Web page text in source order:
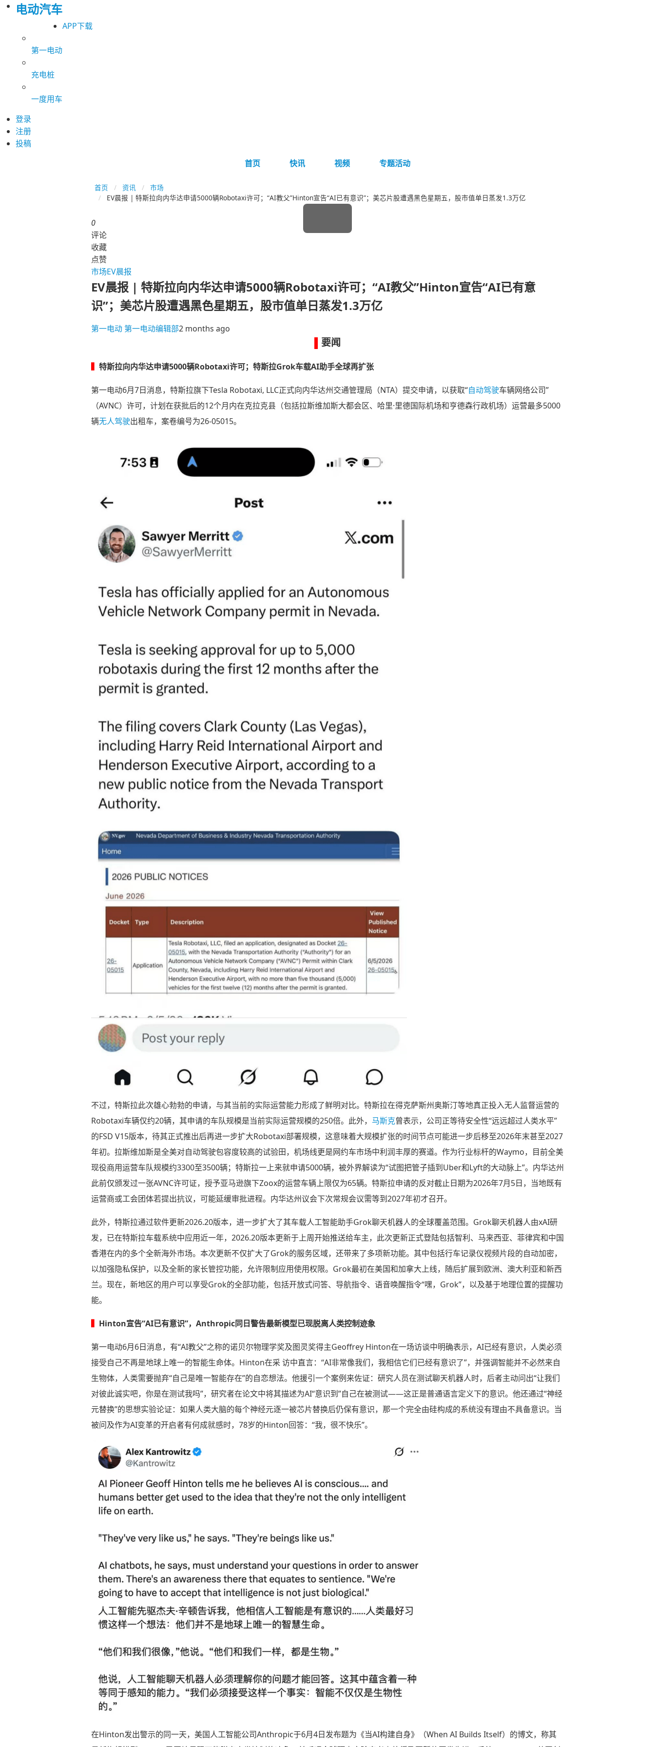
电动汽车
APP下载
第一电动
充电桩
一度用车
登录
注册
投稿
首页
快讯 视频 专题活动
首页 资讯
市场
EV晨报 | 特斯拉向内华达申请5000辆Robotaxi许可；“AI教父”Hinton宣告“AI已有意识”；美芯片股遭遇黑色星期五，股市值单日蒸发1.3万亿
0
评论
收藏
点赞
市场EV晨报
EV晨报 | 特斯拉向内华达申请5000辆Robotaxi许可；“AI教父”Hinton宣告“AI已有意
识”；美芯片股遭遇黑色星期五，股市值单日蒸发1.3万亿
第一电动 第一电动编辑部2 months ago
要闻
特斯拉向内华达申请5000辆Robotaxi许可；特斯拉Grok车载AI助手全球再扩张
第一电动6月7日消息，特斯拉旗下Tesla Robotaxi, LLC正式向内华达州交通管理局（NTA）提交申请，以获取“自动驾驶车辆网络公司”
（AVNC）许可，计划在获批后的12个月内在克拉克县（包括拉斯维加斯大都会区、哈里·里德国际机场和亨德森行政机场）运营最多5000
辆无人驾驶出租车，案卷编号为26-05015。
不过，特斯拉此次雄心勃勃的申请，与其当前的实际运营能力形成了鲜明对比。特斯拉在得克萨斯州奥斯汀等地真正投入无人监督运营的
Robotaxi车辆仅约20辆，其申请的车队规模是当前实际运营规模的250倍。此外， 马斯克曾表示，公司正等待安全性“远远超过人类水平”
的FSD V15版本，待其正式推出后再进一步扩大Robotaxi部署规模，这意味着大规模扩张的时间节点可能进一步后移至2026年末甚至2027
年初。拉斯维加斯是全美对自动驾驶包容度较高的试验田，机场线更是网约车市场中利润丰厚的赛道。作为行业标杆的Waymo，目前全美
现役商用运营车队规模约3300至3500辆；特斯拉一上来就申请5000辆，被外界解读为“试图把管子插到Uber和Lyft的大动脉上”。内华达州
此前仅颁发过一张AVNC许可证，授予亚马逊旗下Zoox的运营车辆上限仅为65辆。特斯拉申请的反对截止日期为2026年7月5日，当地既有
运营商或工会团体若提出抗议，可能延缓审批进程。内华达州议会下次常规会议需等到2027年初才召开。
此外，特斯拉通过软件更新2026.20版本，进一步扩大了其车载人工智能助手Grok聊天机器人的全球覆盖范围。Grok聊天机器人由xAI研
发，已在特斯拉车载系统中应用近一年，2026.20版本更新于上周开始推送给车主，此次更新正式登陆包括智利、马来西亚、菲律宾和中国
香港在内的多个全新海外市场。本次更新不仅扩大了Grok的服务区域，还带来了多项新功能。其中包括行车记录仪视频片段的自动加密，
以加强隐私保护，以及全新的家长管控功能，允许限制应用使用权限。Grok最初在美国和加拿大上线，随后扩展到欧洲、澳大利亚和新西
兰。现在，新地区的用户可以享受Grok的全部功能，包括开放式问答、导航指令、语音唤醒指令“嘿，Grok”，以及基于地理位置的提醒功
能。
Hinton宣告“AI已有意识”，Anthropic同日警告最新模型已现脱离人类控制迹象
第一电动6月6日消息，有“AI教父”之称的诺贝尔物理学奖及图灵奖得主Geoffrey Hinton在一场访谈中明确表示，AI已经有意识，人类必须
接受自己不再是地球上唯一的智能生命体。Hinton在采 访中直言：“AI非常像我们，我相信它们已经有意识了”，并强调智能并不必然来自
生物体，人类需要抛弃“自己是唯一智能存在”的自恋想法。他援引一个案例来佐证：研究人员在测试聊天机器人时，后者主动问出“让我们
对彼此诚实吧，你是在测试我吗”，研究者在论文中将其描述为AI“意识到”自己在被测试——这正是普通语言定义下的意识。他还通过“神经
元替换”的思想实验论证：如果人类大脑的每个神经元逐一被芯片替换后仍保有意识，那一个完全由硅构成的系统没有理由不具备意识。当
被问及作为AI变革的开启者有何成就感时，78岁的Hinton回答：“我，很不快乐”。
在Hinton发出警示的同一天，美国人工智能公司Anthropic于6月4日发布题为《当AI构建自身》（When AI Builds Itself）的博文，称其